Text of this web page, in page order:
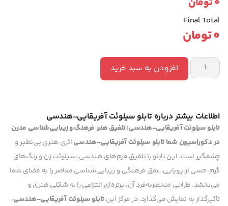
Final Total
0تومان
افزودن به سبد خرید
اطلاعات بیشتر درباره تابلو سیلوئت آفریقایی-هندسی
تابلو سیلوئت آفریقایی-هندسی: تلفیق هنر، فرهنگ و زیبایی‌شناسی مدرن
در دکوراسیون شماتابلو سیلوئت آفریقایی-هندسیاثری هنری بی‌نظیر و
چشمگیر است. این تابلو با تلفیق فرم‌های هندسی، سیلوئت زن و رنگ‌های
گرم، حسی از پویایی، عمق فرهنگی و زیبایی‌شناسی معاصر را به فضای شما
می‌بخشد. طراحی منحصربه‌فرد آن، پرتره‌ای انتزاعی را به شکلی هنری و
تأثیرگذار به نمایش می‌گذارد. در مرکز اینتابلو سیلوئت آفریقایی-هندسی،